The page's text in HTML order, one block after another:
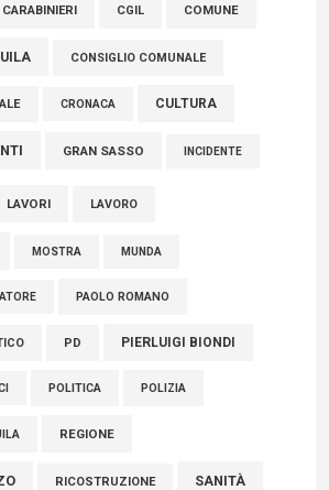
(FdI): "Un minuto di raccoglimento in
molti abruzzesi"
CARABINIERI CGIL COMUNE
CONSIGLIO COMUNALE
CRONACA CULTURA
GRAN SASSO INCIDENTE
LAVORI LAVORO
MOSTRA MUNDA
PAOLO ROMANO
PD PIERLUIGI BIONDI
POLITICA POLIZIA
REGIONE
RICOSTRUZIONE SANITÀ